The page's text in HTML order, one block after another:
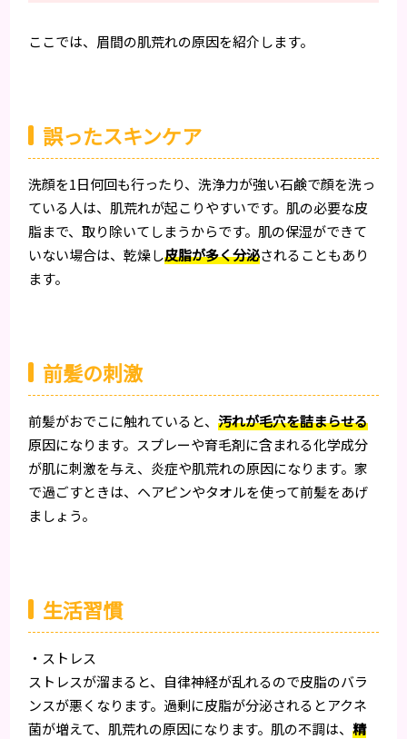
ここでは、眉間の肌荒れの原因を紹介します。
誤ったスキンケア
洗顔を1日何回も行ったり、洗浄力が強い石鹸で顔を洗っ
ている人は、肌荒れが起こりやすいです。肌の必要な皮
脂まで、取り除いてしまうからです。肌の保湿ができて
いない場合は、乾燥し皮脂が多く分泌されることもあり
ます。
前髪の刺激
前髪がおでこに触れていると、汚れが毛穴を詰まらせる
原因になります。スプレーや育毛剤に含まれる化学成分
が肌に刺激を与え、炎症や肌荒れの原因になります。家
で過ごすときは、ヘアピンやタオルを使って前髪をあげ
ましょう。
生活習慣
・ストレス
ストレスが溜まると、自律神経が乱れるので皮脂のバラ
ンスが悪くなります。過剰に皮脂が分泌されるとアクネ
菌が増えて、肌荒れの原因になります。肌の不調は、精